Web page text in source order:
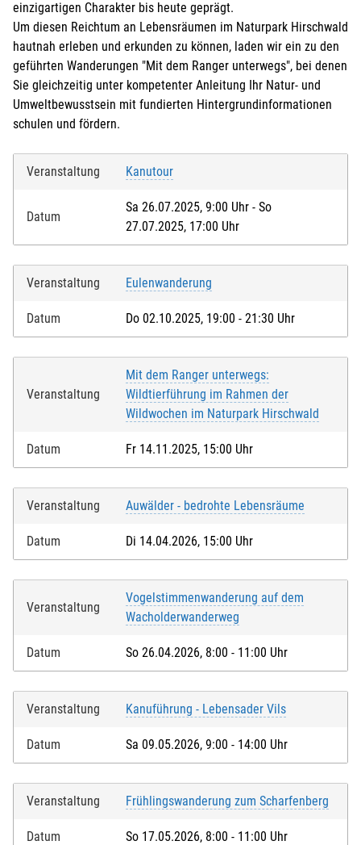
einzigartigen Charakter bis heute geprägt.
Um diesen Reichtum an Lebensräumen im Naturpark Hirschwald
hautnah erleben und erkunden zu können, laden wir ein zu den
geführten Wanderungen "Mit dem Ranger unterwegs", bei denen
Sie gleichzeitig unter kompetenter Anleitung Ihr Natur- und
Umweltbewusstsein mit fundierten Hintergrundinformationen
schulen und fördern.
Veranstaltung Kanutour
Datum
Sa 26.07.2025, 9:00 Uhr - So
27.07.2025, 17:00 Uhr
Veranstaltung Eulenwanderung
Datum Do 02.10.2025, 19:00 - 21:30 Uhr
Veranstaltung
Mit dem Ranger unterwegs:
Wildtierführung im Rahmen der
Wildwochen im Naturpark Hirschwald
Datum Fr 14.11.2025, 15:00 Uhr
Veranstaltung Auwälder - bedrohte Lebensräume
Datum Di 14.04.2026, 15:00 Uhr
Veranstaltung
Vogelstimmenwanderung auf dem
Wacholderwanderweg
Datum So 26.04.2026, 8:00 - 11:00 Uhr
Veranstaltung Kanuführung - Lebensader Vils
Datum Sa 09.05.2026, 9:00 - 14:00 Uhr
Veranstaltung Frühlingswanderung zum Scharfenberg
Datum So 17.05.2026, 8:00 - 11:00 Uhr